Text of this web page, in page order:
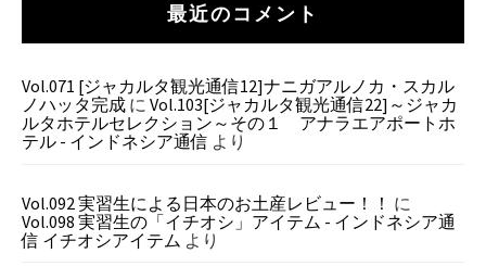
最近のコメント
Vol.071 [ジャカルタ観光通信12]ナニガアルノカ・スカル
ノハッタ完成 に Vol.103[ジャカルタ観光通信22]～ジャカ
ルタホテルセレクション～その１ アナラエアポートホ
テル - インドネシア通信 より
Vol.092 実習生による日本のお土産レビュー！！ に
Vol.098 実習生の「イチオシ」アイテム - インドネシア通
信 イチオシアイテム より